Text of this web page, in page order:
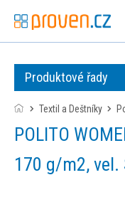
Produktové řady
Textil a Deštníky
POLITO WOMEN dámská polokošile,
170 g/m2, vel.